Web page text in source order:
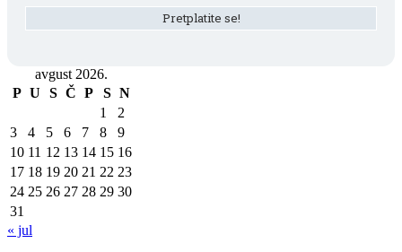
avgust 2026.
P U S Č P S N
1
2
3
4 5 6 7 8
9
10 11 12 13 14 15 16
17 18 19 20 21 22 23
24 25 26 27 28 29 30
31
« jul